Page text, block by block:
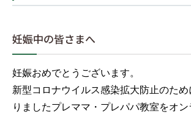
人間ドック
当院について
医療関係者の方へ
妊娠中の皆さまへ
妊娠おめでとうございます。
新型コロナウイルス感染拡大防止のた
りましたプレママ・プレパパ教室をオ